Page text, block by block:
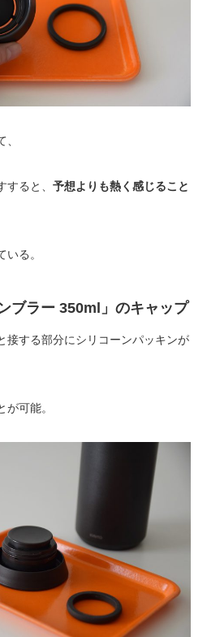
ると、 予想よりも熱く感じること
る。
ブラー 350ml」のキャップ
接する部分にシリコーンパッキンが
可能。